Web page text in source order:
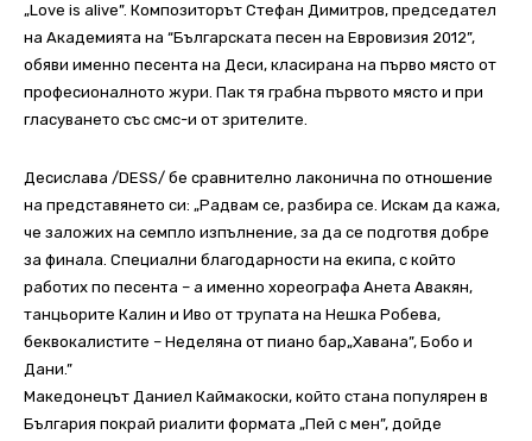
„Love is alive”. Композиторът Стефан Димитров, председател
на Академията на “Българската песен на Евровизия 2012”,
обяви именно песента на Деси, класирана на първо място от
професионалното жури. Пак тя грабна първото място и при
гласуването със смс-и от зрителите.
Десислава /DESS/ бе сравнително лаконична по отношение
на представянето си: „Радвам се, разбира се. Искам да кажа,
че заложих на семпло изпълнение, за да се подготвя добре
за финала. Специални благодарности на екипа, с който
работих по песента – а именно хореографа Анета Авакян,
танцьорите Калин и Иво от трупата на Нешка Робева,
беквокалистите – Неделяна от пиано бар„Хавана”, Бобо и
Дани.”
Македонецът Даниел Каймакоски, който стана популярен в
България покрай риалити формата „Пей с мен”, дойде